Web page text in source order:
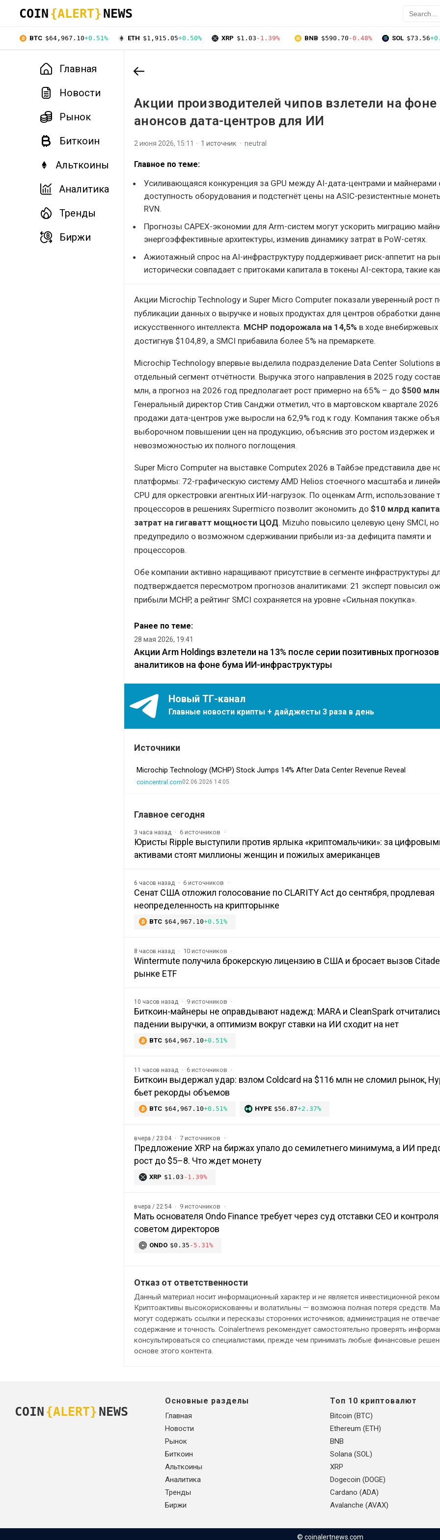
COIN {ALERT} NEWS
BTC $64,967.10+0.51% ETH $1,915.05+0.50% XRP $1.03 -1.39% BNB $590.70 -0.48% SOL $73.56
Главная
Новости
Рынок
Биткоин
Альткоины
Аналитика
Тренды
Биржи
Акции производителей чипов взлетели на фоне
анонсов дата-центров для ИИ
2 июня 2026, 15:11 1 источник neutral
Главное по теме:
Усиливающаяся конкуренция за GPU между AI-дата-центрами и майнерами
доступность оборудования и подстегнёт цены на ASIC-резистентные
RVN.
Прогнозы CAPEX-экономии для Arm-систем могут ускорить миграцию
энергоэффективные архитектуры, изменив динамику затрат в PoW-сетях.
Ажиотажный спрос на AI-инфраструктуру поддерживает риск-аппетит на
исторически совпадает с притоками капитала в токены AI-сектора, такие
Акции Microchip Technology и Super Micro Computer показали уверенный рост
публикации данных о выручке и новых продуктах для центров обработки
искусственного интеллекта. MCHP подорожала на 14,5% в ходе внебиржевых
достигнув $104,89, а SMCI прибавила более 5% на премаркете.
Microchip Technology впервые выделила подразделение Data Center Solutions в
отдельный сегмент отчётности. Выручка этого направления в 2025 году
млн, а прогноз на 2026 год предполагает рост примерно на 65% – до $500 млн
Генеральный директор Стив Санджи отметил, что в мартовском квартале 2026
продажи дата-центров уже выросли на 62,9% год к году. Компания также
выборочном повышении цен на продукцию, объяснив это ростом издержек и
невозможностью их полного поглощения.
Super Micro Computer на выставке Computex 2026 в Тайбэе представила две
платформы: 72-графическую систему AMD Helios стоечного масштаба и
CPU для оркестровки агентных ИИ-нагрузок. По оценкам Arm, использование
процессоров в решениях Supermicro позволит экономить до $10 млрд
затрат на гигаватт мощности ЦОД. Mizuho повысило целевую цену SMCI, но
предупредило о возможном сдерживании прибыли из-за дефицита памяти и
процессоров.
Обе компании активно наращивают присутствие в сегменте инфраструктуры
подтверждается пересмотром прогнозов аналитиками: 21 эксперт повысил
прибыли MCHP, а рейтинг SMCI сохраняется на уровне «Сильная покупка».
Ранее по теме:
28 мая 2026, 19:41
Акции Arm Holdings взлетели на 13% после серии позитивных прогнозов
аналитиков на фоне бума ИИ-инфраструктуры
Новый ТГ-канал
Главные новости крипты + дайджесты 3 раза в день
Источники
Microchip Technology (MCHP) Stock Jumps 14% After Data Center Revenue Reveal
coincentral.com02.06.2026 14:05
Главное сегодня
3 часа назад 6 источников
Юристы Ripple выступили против ярлыка «криптомальчики»: за
активами стоят миллионы женщин и пожилых американцев
6 часов назад 6 источников
Сенат США отложил голосование по CLARITY Act до сентября, продлевая
неопределенность на крипторынке
BTC $64,967.10+0.51%
8 часов назад 10 источников
Wintermute получила брокерскую лицензию в США и бросает вызов
рынке ETF
10 часов назад 9 источников
Биткоин-майнеры не оправдывают надежд: MARA и CleanSpark
падении выручки, а оптимизм вокруг ставки на ИИ сходит на нет
BTC $64,967.10+0.51%
11 часов назад 6 источников
Биткоин выдержал удар: взлом Coldcard на $116 млн не сломил рынок,
бьет рекорды объемов
BTC $64,967.10+0.51% HYPE $56.87+2.37%
вчера / 23:04 7 источников
Предложение XRP на биржах упало до семилетнего минимума, а ИИ
рост до $5–8. Что ждет монету
XRP $1.03 -1.39%
вчера / 22:54 9 источников
Мать основателя Ondo Finance требует через суд отставки CEO и
советом директоров
ONDO $0.35 -5.31%
Отказ от ответственности
Данный материал носит информационный характер и не является инвестиционной
Криптоактивы высокорискованны и волатильны — возможна полная потеря средств.
могут содержать ссылки и пересказы сторонних источников; администрация не
содержание и точность. Coinalertnews рекомендует самостоятельно проверять
консультироваться со специалистами, прежде чем принимать любые финансовые
основе этого контента.
COIN {ALERT} NEWS
Основные разделы
Главная
Новости
Рынок
Биткоин
Альткоины
Аналитика
Тренды
Биржи
Топ 10 криптовалют
Bitcoin (BTC)
Ethereum (ETH)
BNB
Solana (SOL)
XRP
Dogecoin (DOGE)
Cardano (ADA)
Avalanche (AVAX)
© coinalertnews.com